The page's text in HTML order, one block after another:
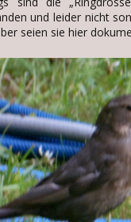
und leider nicht
seien sie hier